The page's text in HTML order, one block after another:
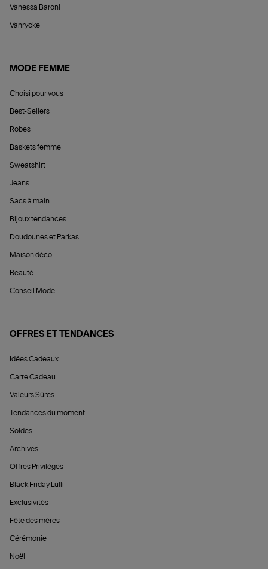
Vanessa Baroni
Vanrycke
MODE FEMME
Choisi pour vous
Best-Sellers
Robes
Baskets femme
Sweatshirt
Jeans
Sacs à main
Bijoux tendances
Doudounes et Parkas
Maison déco
Beauté
Conseil Mode
OFFRES ET TENDANCES
Idées Cadeaux
Carte Cadeau
Valeurs Sûres
Tendances du moment
Soldes
Archives
Offres Privilèges
Black Friday Lulli
Exclusivités
Fête des mères
Cérémonie
Noël